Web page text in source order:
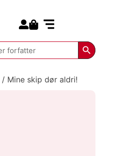
Search
/ Mine skip dør aldri!